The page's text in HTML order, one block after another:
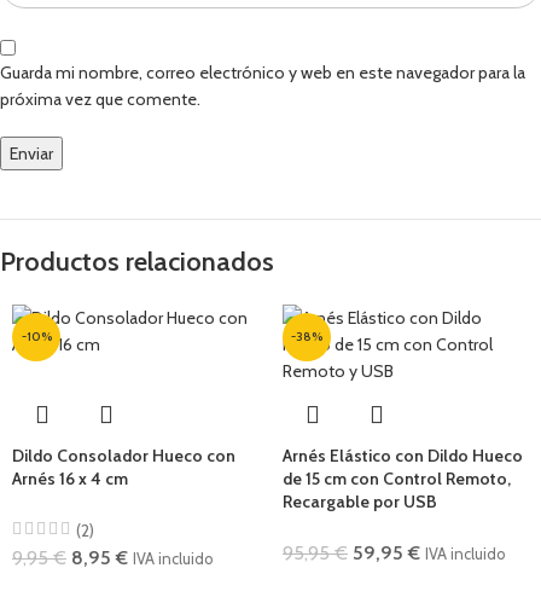
Guarda mi nombre, correo electrónico y web en este navegador para la
próxima vez que comente.
Productos relacionados
-10%
Dildo Consolador Hueco con
Arnés 16 x 4 cm
(2)
9,95€ 8,95€ IVA incluido
-38%
Arnés Elástico con Dildo Hueco
de 15 cm con Control Remoto,
Recargable por USB
95,95€ 59,95€ IVA incluido